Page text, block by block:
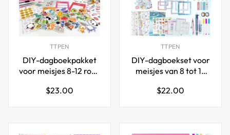
TTPEN
DIY-dagboekpakket
voor meisjes 8-12 roze
Normale
$23.00
TTPEN
DIY-dagboekset voor
meisjes van 8 tot 13
Wave
Normale
$22.00